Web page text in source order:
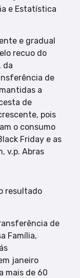
e Estatística
e gradual
recuo do
da
de
a
de
pois
o consumo
Friday e as
v.p. Abras
resultado
de
Família,
janeiro
mais de 60